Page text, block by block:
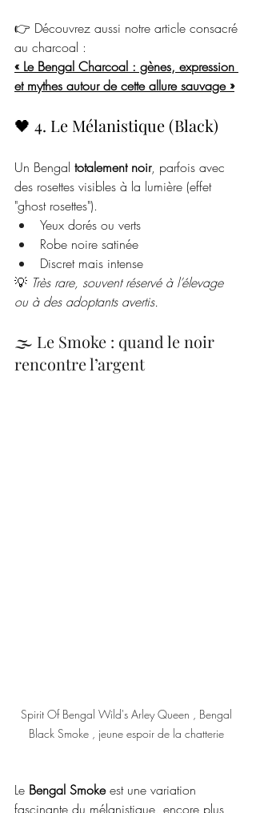
👉 Découvrez aussi notre article consacré
au charcoal :
« Le Bengal Charcoal : gènes, expression
et mythes autour de cette allure sauvage »
🖤 4. Le Mélanistique (Black)
Un Bengal totalement noir, parfois avec
des rosettes visibles à la lumière (effet
"ghost rosettes").
Yeux dorés ou verts
Robe noire satinée
Discret mais intense
💡 Très rare, souvent réservé à l’élevage
ou à des adoptants avertis.
🌫️ Le Smoke : quand le noir
rencontre l’argent
Spirit Of Bengal Wild's Arley Queen , Bengal
Black Smoke , jeune espoir de la chatterie
Le Bengal Smoke est une variation
fascinante du mélanistique, encore plus